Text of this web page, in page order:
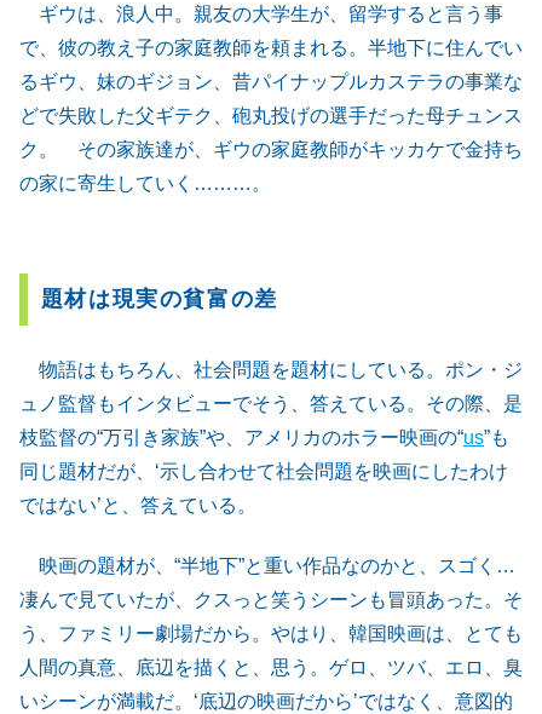
ギウは、浪人中。親友の大学生が、留学すると言う事
で、彼の教え子の家庭教師を頼まれる。半地下に住んでい
るギウ、妹のギジョン、昔パイナップルカステラの事業な
どで失敗した父ギテク、砲丸投げの選手だった母チュンス
ク。 その家族達が、ギウの家庭教師がキッカケで金持ち
の家に寄生していく………。
題材は現実の貧富の差
物語はもちろん、社会問題を題材にしている。ポン・ジ
ュノ監督もインタビューでそう、答えている。その際、是
枝監督の“万引き家族”や、アメリカのホラー映画の“us”も
同じ題材だが、‘示し合わせて社会問題を映画にしたわけ
ではない’と、答えている。
映画の題材が、“半地下”と重い作品なのかと、スゴく…
凄んで見ていたが、クスっと笑うシーンも冒頭あった。そ
う、ファミリー劇場だから。やはり、韓国映画は、とても
人間の真意、底辺を描くと、思う。ゲロ、ツバ、エロ、臭
いシーンが満載だ。‘底辺の映画だから’ではなく、意図的